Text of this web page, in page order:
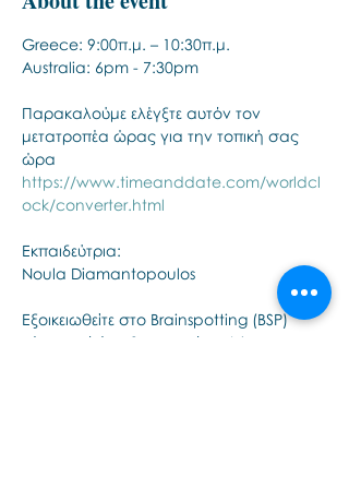
Greece: 9:00π.μ. – 10:30π.μ.
Australia: 6pm - 7:30pm
Παρακαλούμε ελέγξτε αυτόν τον
μετατροπέα ώρας για την τοπική σας
ώρα
https://www.timeanddate.com/worldcl
ock/converter.html
Εκπαιδεύτρια:
Noula Diamantopoulos
Εξοικειωθείτε στο Brainspotting (BSP)
μέσα από ένα βιωματικό webinar.